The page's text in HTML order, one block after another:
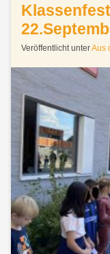
Veröffentlicht unterAus